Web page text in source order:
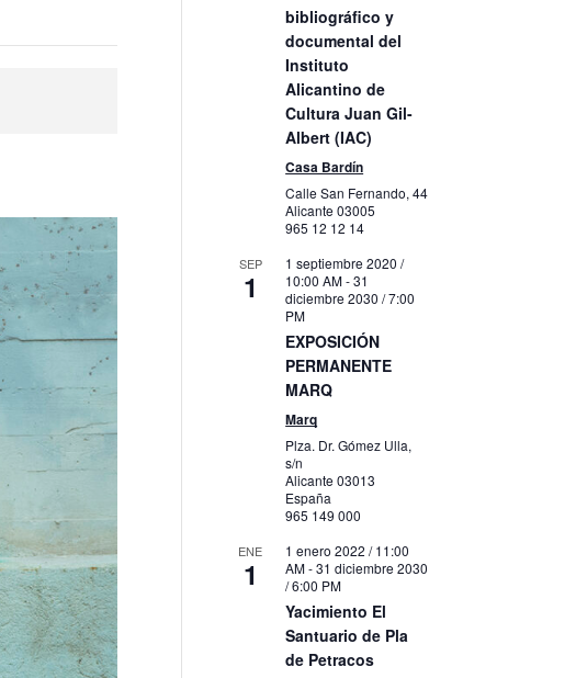
bibliográfico y
documental del
Instituto
Alicantino de
Cultura Juan Gil-
Albert (IAC)
Casa Bardín
Calle San Fernando, 44
Alicante03005
965 12 12 14
SEP
1
1 septiembre 2020 /
10:00 AM-31
diciembre 2030 / 7:00
PM
EXPOSICIÓN
PERMANENTE
MARQ
Marq
Plza. Dr. Gómez Ulla,
s/n
Alicante03013
España
965 149 000
ENE
1
1 enero 2022 / 11:00
AM-31 diciembre 2030
/ 6:00 PM
Yacimiento El
Santuario de Pla
de Petracos